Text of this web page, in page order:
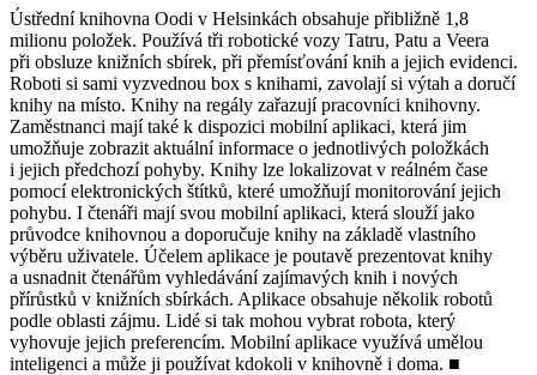
Ústřední knihovna Oodi v Helsinkách obsahuje přibližně 1,8
milionu položek. Používá tři robotické vozy Tatru, Patu a Veera
při obsluze knižních sbírek, při přemísťování knih a jejich evidenci.
Roboti si sami vyzvednou box s knihami, zavolají si výtah a doručí
knihy na místo. Knihy na regály zařazují pracovníci knihovny.
Zaměstnanci mají také k dispozici mobilní aplikaci, která jim
umožňuje zobrazit aktuální informace o jednotlivých položkách
i jejich předchozí pohyby. Knihy lze lokalizovat v reálném čase
pomocí elektronických štítků, které umožňují monitorování jejich
pohybu. I čtenáři mají svou mobilní aplikaci, která slouží jako
průvodce knihovnou a doporučuje knihy na základě vlastního
výběru uživatele. Účelem aplikace je poutavě prezentovat knihy
a usnadnit čtenářům vyhledávání zajímavých knih i nových
přírůstků v knižních sbírkách. Aplikace obsahuje několik robotů
podle oblasti zájmu. Lidé si tak mohou vybrat robota, který
vyhovuje jejich preferencím. Mobilní aplikace využívá umělou
inteligenci a může ji používat kdokoli v knihovně i doma. ■